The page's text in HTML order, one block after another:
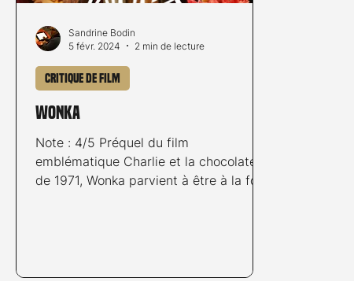
Wonka
Note : 4/5 Préquel du film
emblématique Charlie et la chocolaterie
de 1971, Wonka parvient à être à la fois
Critique de film
Sandrine Bodin
5 févr. 2024
2 min de lecture